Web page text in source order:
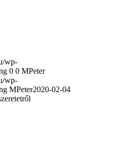
wp-
0 0 MPeter
wp-
MPeter2020-02-04